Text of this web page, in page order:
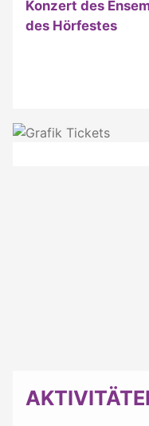
Konzert des
des Hörfestes